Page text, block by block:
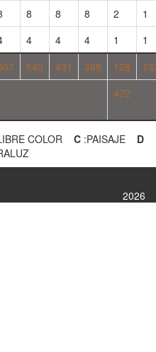
8 8 8 2
1
4 4 4 1
1
540 431 388 128
472
COLOR C :PAISAJE D
2026